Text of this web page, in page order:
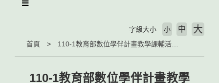
首頁
字級大小 小 中 大
110-1教育部數位學伴計畫教學